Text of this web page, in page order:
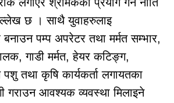
छ । साथै युवाहरुलाइ
बनाउन पम्प अपरेटर तथा मर्मत सम्भार,
गाडी मर्मत, हेयर कटिङ्ग,
पशु तथा कृषि कार्यकर्ता लगायतका
गराउन आवश्यक व्यवस्था मिलाइने